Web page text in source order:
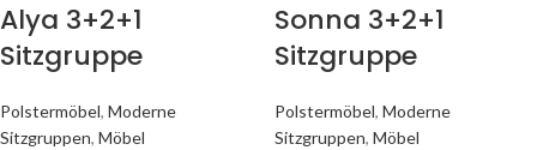
Alya 3+2+1
Sitzgruppe
Polstermöbel, Moderne
Sitzgruppen, Möbel
Sonna 3+2+1
Sitzgruppe
Polstermöbel, Moderne
Sitzgruppen, Möbel